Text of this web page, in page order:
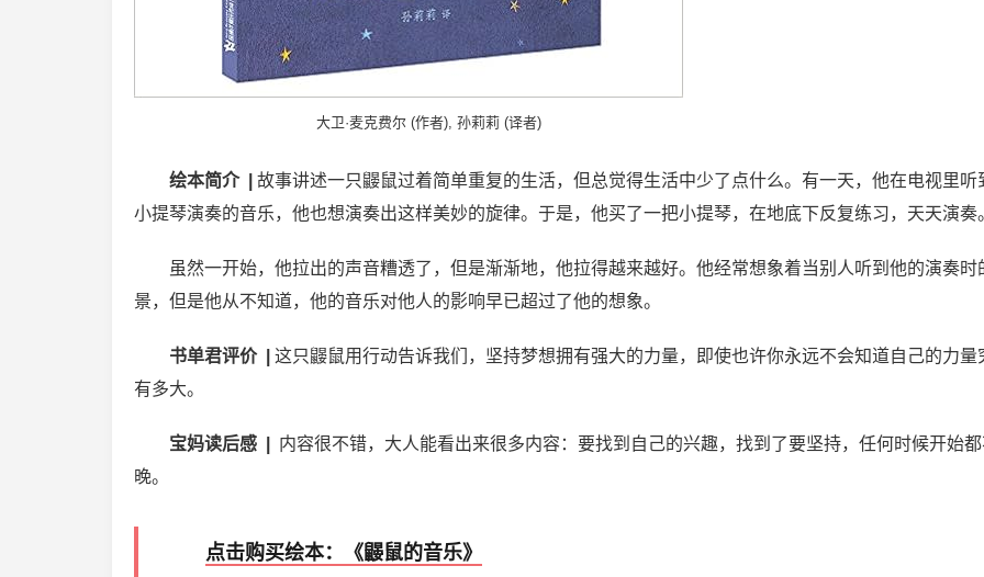
大卫·麦克费尔 (作者), 孙莉莉 (译者)
绘本简介 |
故事讲述一只鼹鼠过着简单重复的生活，但总觉得生活中少了点什么。有一天，他在电视里听
小提琴演奏的音乐，他也想演奏出这样美妙的旋律。于是，他买了一把小提琴，在地底下反复练习，天天演奏
虽然一开始，他拉出的声音糟透了，但是渐渐地，他拉得越来越好。他经常想象着当别人听到他的演奏时
景，但是他从不知道，他的音乐对他人的影响早已超过了他的想象。
书单君评价 | 这只鼹鼠用行动告诉我们，坚持梦想拥有强大的力量，即使也许你永远不会知道自己的力量
有多大。
宝妈读后感 |
内容很不错，大人能看出来很多内容：要找到自己的兴趣，找到了要坚持，任何时候开始
晚。
点击购买绘本：《鼹鼠的音乐》